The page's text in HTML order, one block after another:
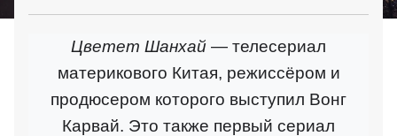
Цветет Шанхай — телесериал
материкового Китая, режиссёром и
продюсером которого выступил Вонг
Карвай. Это также первый сериал